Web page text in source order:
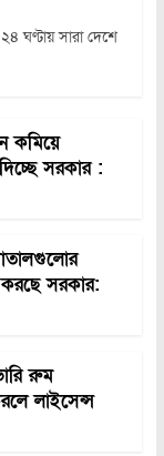
ঘণ্টায় সারা দেশে
কমিয়ে
সরকার :
সরকার:
রুম
লাইসেন্স